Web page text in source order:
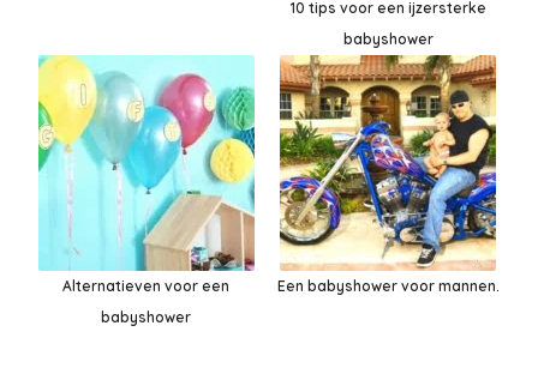
10 tips voor een ijzersterke
babyshower
Alternatieven voor een
babyshower
Een babyshower voor mannen.